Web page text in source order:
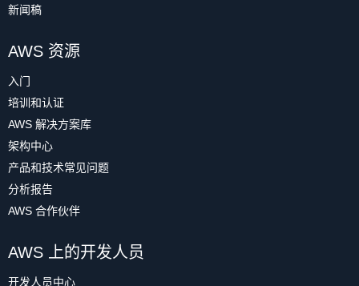
新闻稿
AWS 资源
入门
培训和认证
AWS 解决方案库
架构中心
产品和技术常见问题
分析报告
AWS 合作伙伴
AWS 上的开发人员
开发人员中心